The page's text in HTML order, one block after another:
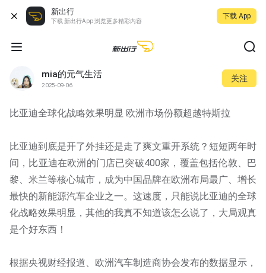
新出行
下载 新出行App 浏览更多精彩内容
下载 App
mia的元气生活
2025-09-06
关注
比亚迪全球化战略效果明显 欧洲市场份额超越特斯拉
比亚迪到底是开了外挂还是走了爽文重开系统？短短两年时
间，比亚迪在欧洲的门店已突破400家，覆盖包括伦敦、巴
黎、米兰等核心城市，成为中国品牌在欧洲布局最广、增长
最快的新能源汽车企业之一。这速度，只能说比亚迪的全球
化战略效果明显，其他的我真不知道该怎么说了，大局观真
是个好东西！
根据央视财经报道、欧洲汽车制造商协会发布的数据显示，